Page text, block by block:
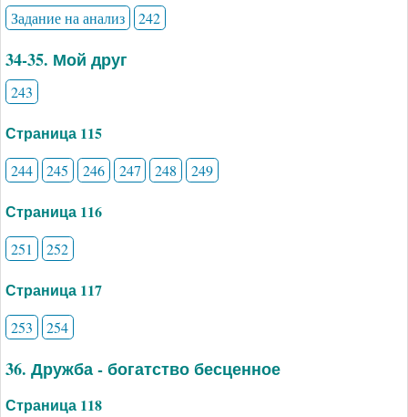
Задание на анализ 242
34-35. Мой друг
243
Страница 115
244 245 246 247 248 249
Страница 116
251 252
Страница 117
253 254
36. Дружба - богатство бесценное
Страница 118